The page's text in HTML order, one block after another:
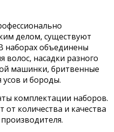
делом, существуют
наборах объединены
волос, насадки разного
машинки, бритвенные
усов и бороды.
комплектации наборов.
от количества и качества